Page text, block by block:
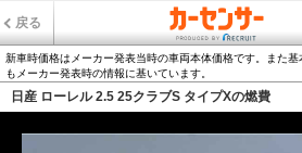
戻る
新車時価格はメーカー発表当時の車両本体価格です。また
もメーカー発表時の情報に基いています。
日産 ローレル 2.5 25クラブS タイプXの燃費